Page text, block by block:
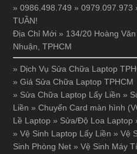
» 0986.498.749 » 0979.097.973
TUẦN!
Địa Chỉ Mới » 134/20 Hoàng
Nhuận, TPHCM
» Dịch Vụ Sửa Chữa Laptop
»Giá Sửa Chữa Laptop TPHCM
» Sửa Chữa Laptop Lấy Liền »
Liền »Chuyển Card màn hình
Lề Laptop » Sửa/Độ Loa Laptop
»Vệ Sinh Laptop Lấy Liền »Vệ
Sinh Phòng Net »Vệ Sinh Máy